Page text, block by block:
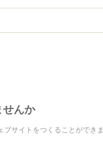
んか
サイトをつくることができま